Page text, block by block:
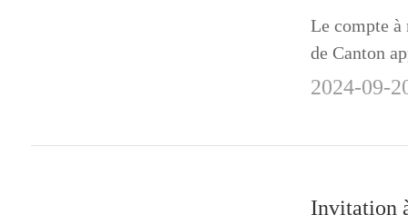
Le compte à
de Canton
préparons à
2024-09-
Invitation